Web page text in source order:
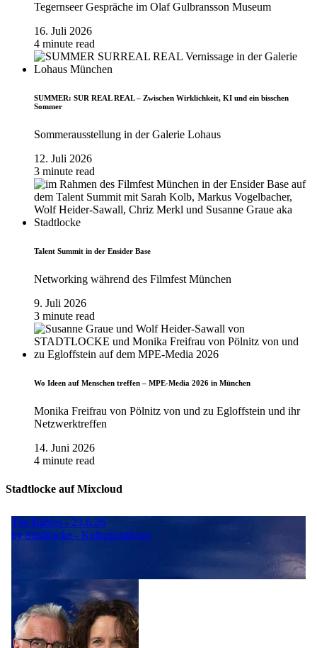
Tegernseer Gespräche im Olaf Gulbransson Museum
16. Juli 2026
4 minute read
SUMMER: SUR REAL REAL – Zwischen Wirklichkeit, KI und ein bisschen
Sommer
Sommerausstellung in der Galerie Lohaus
12. Juli 2026
3 minute read
Talent Summit in der Ensider Base
Networking während des Filmfest München
9. Juli 2026
3 minute read
Wo Ideen auf Menschen treffen – MPE-Media 2026 in München
Monika Freifrau von Pölnitz von und zu Egloffstein und ihr
Netzwerktreffen
14. Juni 2026
4 minute read
Stadtlocke auf Mixcloud